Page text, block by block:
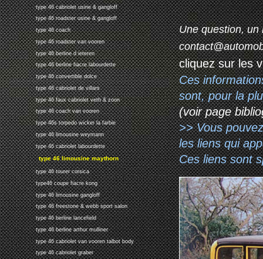
type 46 cabriolet usine & gangloff
type 46 roadster usine & gangloff
type 46 coach
type 46 roadster van vooren
type 46 berline d ieteren
type 46 berline fiacre labourdette
type 46 convertible dolce
type 46 cabriolet de villars
type 46 faux cabriolet veth & zoon
type 46 coach van vooren
type 46s torpedo wicker la farbie
type 46 limousine weymann
type 46 cabriolet labourdette
type 46 limousine maythorn
type 46 tourer corsica
type46 coupe fiacre kong
type 46 limousine gangloff
type 46 freestone & webb sport salon
type 46 berline lancefield
type 46 berline arthur mulliner
type 46 cabriolet van vooren talbot body
type 46 cabriolet graber
Une question, un
cliquez sur les
Ces
sont, pour la
(voir page
>> Vous
les liens qui
Ces liens sont